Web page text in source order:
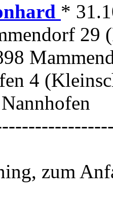
*
29
4
zum